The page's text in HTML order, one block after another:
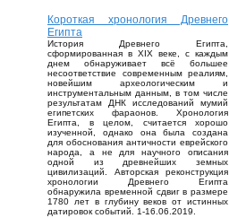
Короткая хронология Древнего
Египта
История Древнего Египта,
сформированная в XIX веке, с каждым
днем обнаруживает всё большее
несоответствие современным реалиям,
новейшим археологическим и
инструментальным данным, в том числе
результатам ДНК исследований мумий
египетских фараонов. Хронология
Египта, в целом, считается хорошо
изученной, однако она была создана
для обоснования античности еврейского
народа, а не для научного описания
одной из древнейших земных
цивилизаций. Авторская реконструкция
хронологии Древнего Египта
обнаружила временной сдвиг в размере
1780 лет в глубину веков от истинных
датировок событий. 1-16.06.2019.